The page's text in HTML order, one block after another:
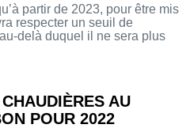
partir de 2023, pour être mis
respecter un seuil de
delà duquel il ne sera plus
AU
POUR 2022